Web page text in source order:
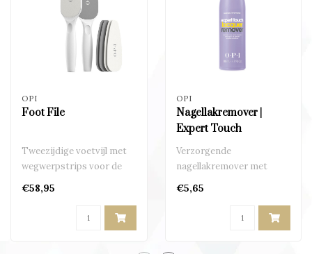
OPI
Foot File
Tweezijdige voetvijl met
wegwerpstrips voor de
€58,95
OPI
Nagellakremover |
Expert Touch
Verzorgende
nagellakremover met
€5,65